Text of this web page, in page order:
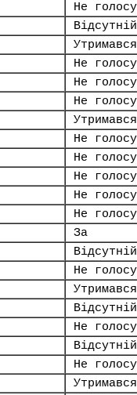
Не
Відсутній
Утримався
Не
Не
Не
Утримався
Не
Не
Не
Не
Не
За
Відсутній
Не
Утримався
Відсутній
Не
Відсутній
Не
Утримався